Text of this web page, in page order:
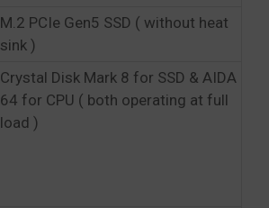
M.2 PCIe Gen5 SSD ( without heat
sink )
Crystal Disk Mark 8 for SSD & AIDA
64 for CPU ( both operating at full
load )